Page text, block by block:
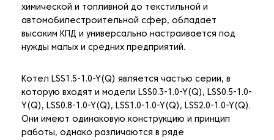
химической и топливной до текстильной и
автомобилестроительной сфер, обладает
высоким КПД и универсально настраивается под
нужды малых и средних предприятий.
Котел LSS1.5-1.0-Y(Q) является частью серии, в
которую входят и модели LSS0.3-1.0-Y(Q), LSS0.5-1.0-
Y(Q), LSS0.8-1.0-Y(Q), LSS1.0-1.0-Y(Q), LSS2.0-1.0-Y(Q).
Они имеют одинаковую конструкцию и принцип
работы, однако различаются в ряде